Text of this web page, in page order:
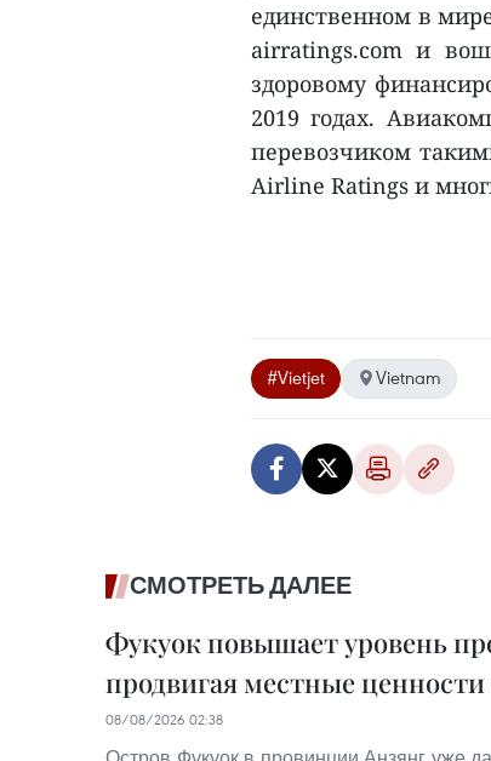
единственном в
airratings.com и
здоровому
2019 годах.
перевозчиком
Airline Ratings и
#Vietjet Vietnam
СМОТРЕТЬ ДАЛЕЕ
Фукуок повышает уровень
продвигая местные
08/08/2026 02:38